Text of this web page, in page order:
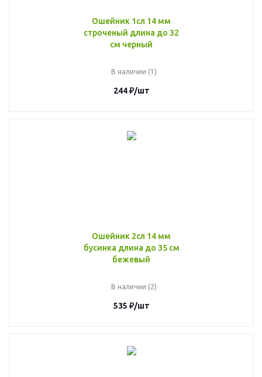
Ошейник 1сл 14 мм
строченый длина до 32
см черный
В наличии (1)
244₽/шт
Ошейник 2сл 14 мм
бусинка длина до 35 см
бежевый
В наличии (2)
535 ₽/шт